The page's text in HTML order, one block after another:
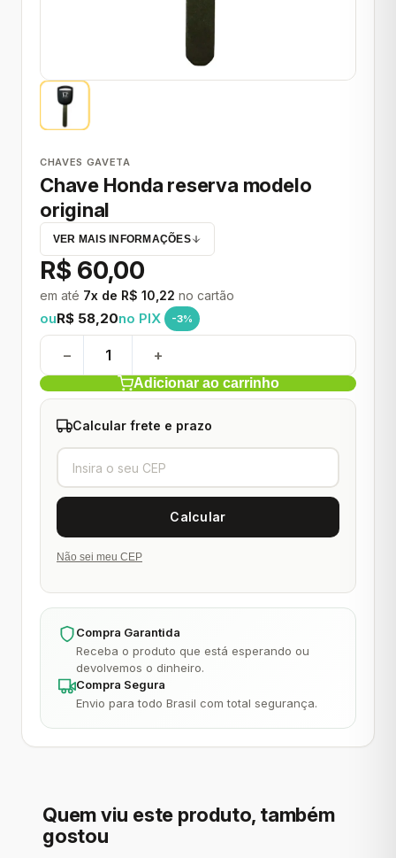
CHAVES GAVETA
Chave Honda reserva modelo
original
VER MAIS INFORMAÇÕES
R$ 60,00
em até 7x de R$ 10,22 no cartão
ouR$ 58,20no PIX -3%
− +
Adicionar ao carrinho
Calcular frete e prazo
Não sei meu CEP
Compra Garantida
Receba o produto que está esperando ou
devolvemos o dinheiro.
Compra Segura
Envio para todo Brasil com total segurança.
Quem viu este produto, também
gostou